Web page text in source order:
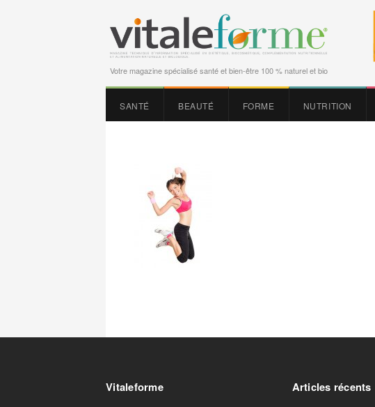
Votre magazine spécialisé santé et bien-être 100 % naturel et bio
SANTÉ BEAUTÉ FORME NUTRITION
Vitaleforme Articles récents